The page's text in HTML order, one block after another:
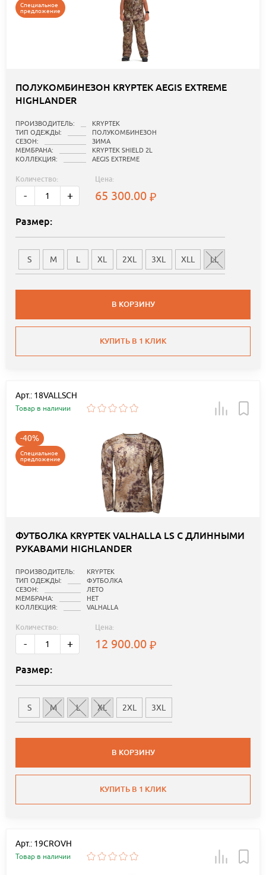
Специальное
предложение
ПОЛУКОМБИНЕЗОН KRYPTEK AEGIS EXTREME
HIGHLANDER
ПРОИЗВОДИТЕЛЬ:
KRYPTEK
ТИП ОДЕЖДЫ:
ПОЛУКОМБИНЕЗОН
СЕЗОН:
ЗИМА
МЕМБРАНА:
KRYPTEK SHIELD 2L
КОЛЛЕКЦИЯ:
AEGIS EXTREME
Количество:
- +
Цена:
65 300.00
Размер:
S M L XL 2XL 3XL XLL LL
В КОРЗИНУ
КУПИТЬ В 1 КЛИК
Арт.: 18VALLSCH
Товар в наличии
-40%
Специальное
предложение
ФУТБОЛКА KRYPTEK VALHALLA LS С ДЛИННЫМИ
РУКАВАМИ HIGHLANDER
ПРОИЗВОДИТЕЛЬ:
KRYPTEK
ТИП ОДЕЖДЫ:
ФУТБОЛКА
СЕЗОН:
ЛЕТО
МЕМБРАНА:
НЕТ
КОЛЛЕКЦИЯ:
VALHALLA
Количество:
- +
Цена:
12 900.00
Размер:
S M L XL 2XL 3XL
В КОРЗИНУ
КУПИТЬ В 1 КЛИК
Арт.: 19CROVH
Товар в наличии